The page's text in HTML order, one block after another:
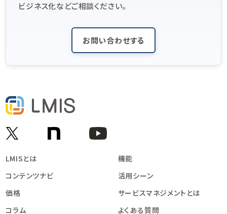
ビジネス化などご相談ください。
お問い合わせする
LMISとは
コンテンツナビ
価格
コラム
機能
活用シーン
サービスマネジメントとは
よくある質問